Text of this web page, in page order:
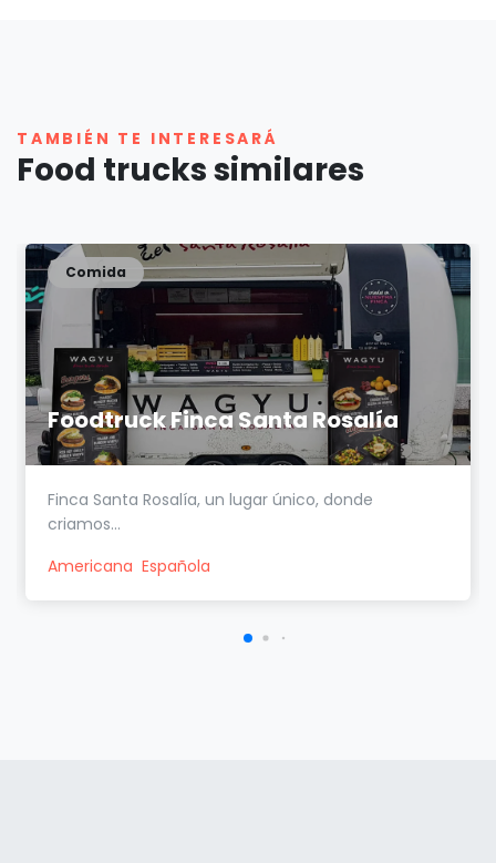
TAMBIÉN TE INTERESARÁ
Food trucks similares
Foodtruck Finca Santa Rosalía
Comida
Finca Santa Rosalía, un lugar único, donde
criamos...
Americana Española